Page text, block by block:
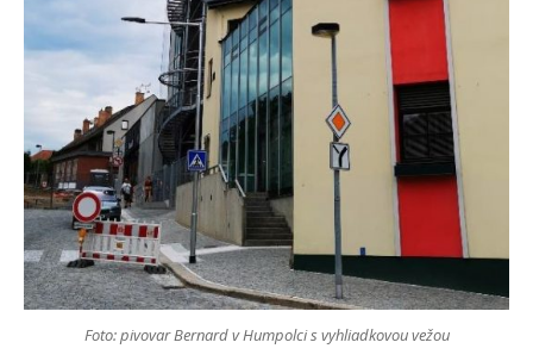
Foto: pivovar Bernard v Humpolci s vyhliadkovou vežou